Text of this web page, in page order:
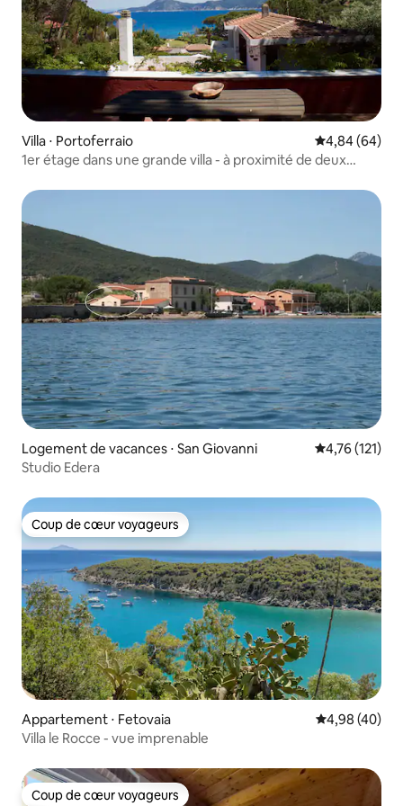
Villa ⋅ Portoferraio Évaluation
4,84 (64)
1er étage dans une grande villa - à proximité de deux
Logement de vacances ⋅ San Giovanni Évaluation
4,76 (121)
Studio Edera
Coup de cœur voyageurs
Coup de cœur voyageurs
Appartement ⋅ Fetovaia Évaluation
4,98 (40)
Villa le Rocce - vue imprenable
Coup de cœur voyageurs